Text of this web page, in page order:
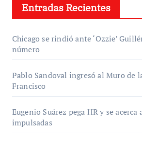
Entradas Recientes
Chicago se rindió ante ‘Ozzie’
número
Pablo Sandoval ingresó al Muro de
Francisco
Eugenio Suárez pega HR y se acerca
impulsadas